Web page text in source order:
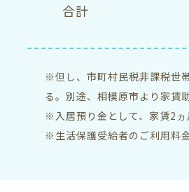
合計
※但し、市町村民税非課税世
る。別途、相模原市より家賃
※入居預り金として、家賃2ヵ
※生活保護受給者のご利用料